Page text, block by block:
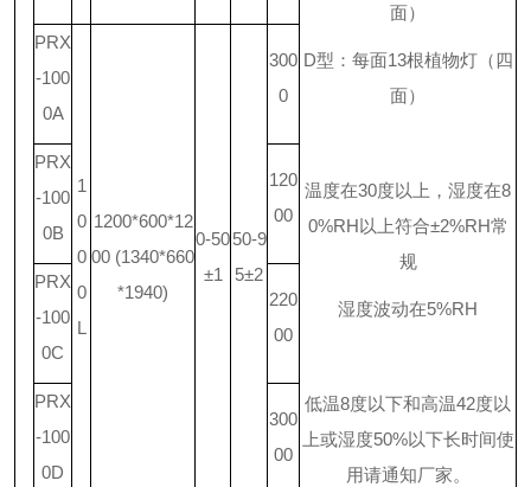
面）
D型：每面13根植物灯（四
面）
温度在30度以上，湿度在8
0%RH以上符合±2%RH常
规
湿度波动在5%RH
低温8度以下和高温42度以
上或湿度50%以下长时间使
用请通知厂家。
PRX
-100
0A
1
0
0
0
L
1200*600*12
00 (1340*660
*1940)
0-50
±1
50-9
5±2
300
0
PRX
-100
0B
120
00
PRX
-100
0C
220
00
PRX
-100
0D
300
00